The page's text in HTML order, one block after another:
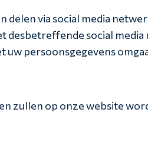
delen via social media
social media
persoonsgegevens
zullen op onze website